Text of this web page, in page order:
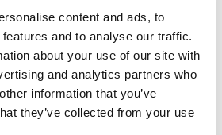
content and ads, to
and to analyse our traffic.
about your use of our site with
and analytics partners who
information that you’ve
they’ve collected from your use